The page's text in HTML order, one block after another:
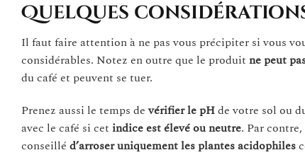
Quelques
Il faut faire attention à ne pas vous précipiter si vous
considérables. Notez en outre que le produit ne peut
du café et peuvent se tuer.
Prenez aussi le temps devérifier le pHde votre sol ou
avec le café si cet indice est élevé ou neutre. Par
conseillé d’arroser uniquement les plantes acidophiles